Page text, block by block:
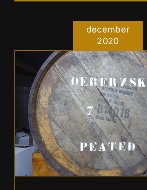
december
2020
Het zevende vat:
eiken, Bourbon
peated, 200
Ons verhaal